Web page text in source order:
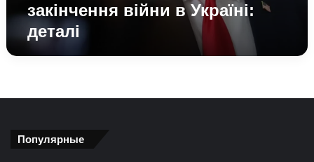
закінчення війни в Україні:
деталі
Популярные